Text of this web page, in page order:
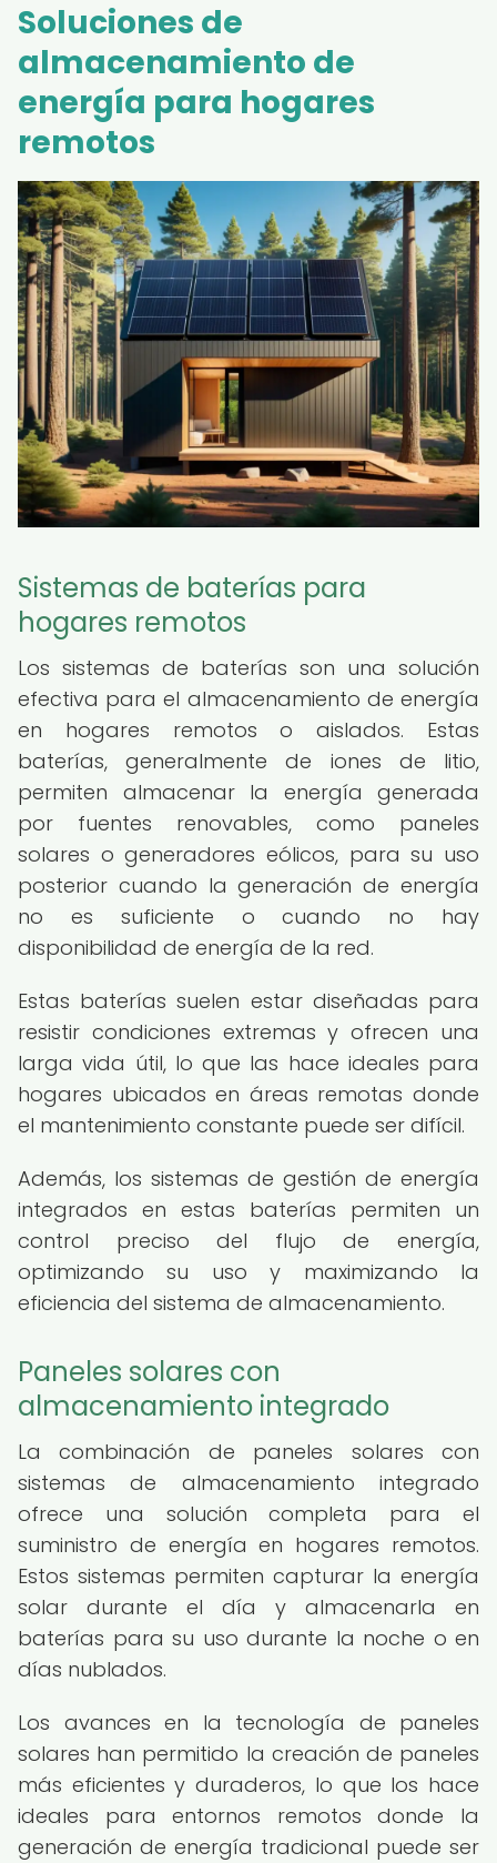
Soluciones de
almacenamiento de
energía para hogares
remotos
Sistemas de baterías para
hogares remotos
Los sistemas de baterías son una solución
efectiva para el almacenamiento de energía
en hogares remotos o aislados. Estas
baterías, generalmente de iones de litio,
permiten almacenar la energía generada
por fuentes renovables, como paneles
solares o generadores eólicos, para su uso
posterior cuando la generación de energía
no es suficiente o cuando no hay
disponibilidad de energía de la red.
Estas baterías suelen estar diseñadas para
resistir condiciones extremas y ofrecen una
larga vida útil, lo que las hace ideales para
hogares ubicados en áreas remotas donde
el mantenimiento constante puede ser difícil.
Además, los sistemas de gestión de energía
integrados en estas baterías permiten un
control preciso del flujo de energía,
optimizando su uso y maximizando la
eficiencia del sistema de almacenamiento.
Paneles solares con
almacenamiento integrado
La combinación de paneles solares con
sistemas de almacenamiento integrado
ofrece una solución completa para el
suministro de energía en hogares remotos.
Estos sistemas permiten capturar la energía
solar durante el día y almacenarla en
baterías para su uso durante la noche o en
días nublados.
Los avances en la tecnología de paneles
solares han permitido la creación de paneles
más eficientes y duraderos, lo que los hace
ideales para entornos remotos donde la
generación de energía tradicional puede ser